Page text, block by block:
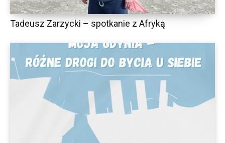
Tadeusz Zarzycki – spotkanie z Afryką